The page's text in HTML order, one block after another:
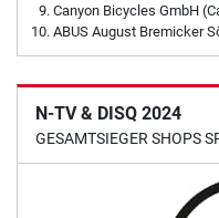
Canyon Bicycles GmbH
ABUS August Bremicker
N-TV & DISQ 2024
GESAMTSIEGER SHOPS